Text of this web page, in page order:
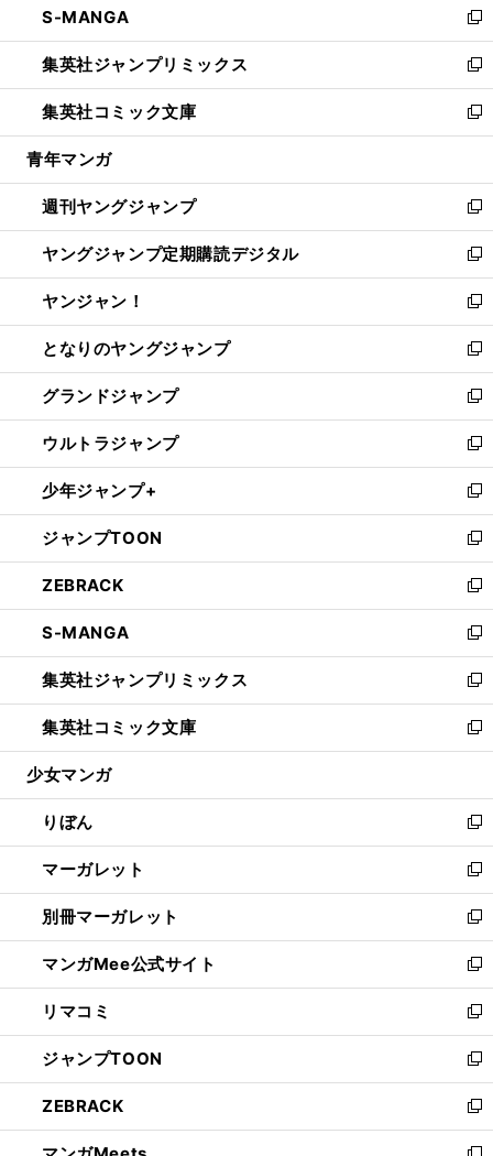
く
で
開
く
ド
ウ
で
開
く
ィ
ン
ド
ウ
で
開
い
ウ
ィ
ン
ド
ウ
開
く
S-MANGA
新
し
い
ウ
ィ
ン
ウ
で
開
く
集英社ジャンプリミックス
新
し
い
ウ
ン
ド
ウ
で
開
く
集英社コミック文庫
新
し
ウ
ィ
ン
ド
ウ
で
開
く
青年マンガ
週刊ヤングジャンプ
新
し
い
ウ
ィ
ン
ド
ウ
で
開
く
ヤングジャンプ定期購読デジタル
新
し
い
ウ
ィ
ン
ド
ウ
で
開
く
ヤンジャン！
新
し
い
ウ
ィ
ン
ド
ウ
で
開
く
となりのヤングジャンプ
新
し
い
ウ
ィ
ン
ド
ウ
で
開
く
グランドジャンプ
新
し
い
ウ
ィ
ン
ド
ウ
で
開
く
ウルトラジャンプ
新
し
い
ウ
ィ
ン
ド
ウ
で
開
く
少年ジャンプ+
新
し
い
ウ
ィ
ン
ド
ウ
で
開
く
ジャンプTOON
新
し
い
ウ
ィ
ン
ド
ウ
で
開
ZEBRACK
新
し
い
ウ
ィ
ン
ド
ウ
開
く
S-MANGA
新
し
い
ウ
ィ
ン
ウ
で
開
く
集英社ジャンプリミックス
新
し
い
ウ
ン
ド
ウ
で
開
く
集英社コミック文庫
新
し
ウ
ィ
ン
ド
ウ
で
開
く
少女マンガ
りぼん
新
し
い
ウ
ィ
ン
ド
ウ
で
開
く
マーガレット
新
し
い
ウ
ィ
ン
ド
ウ
で
開
く
別冊マーガレット
新
し
い
ウ
ィ
ン
ド
ウ
で
開
マンガMee公式サイト
新
し
い
ウ
ィ
ン
ド
ウ
リマコミ
新
し
い
ウ
ィ
ン
ジャンプTOON
新
し
い
ウ
ZEBRACK
新
し